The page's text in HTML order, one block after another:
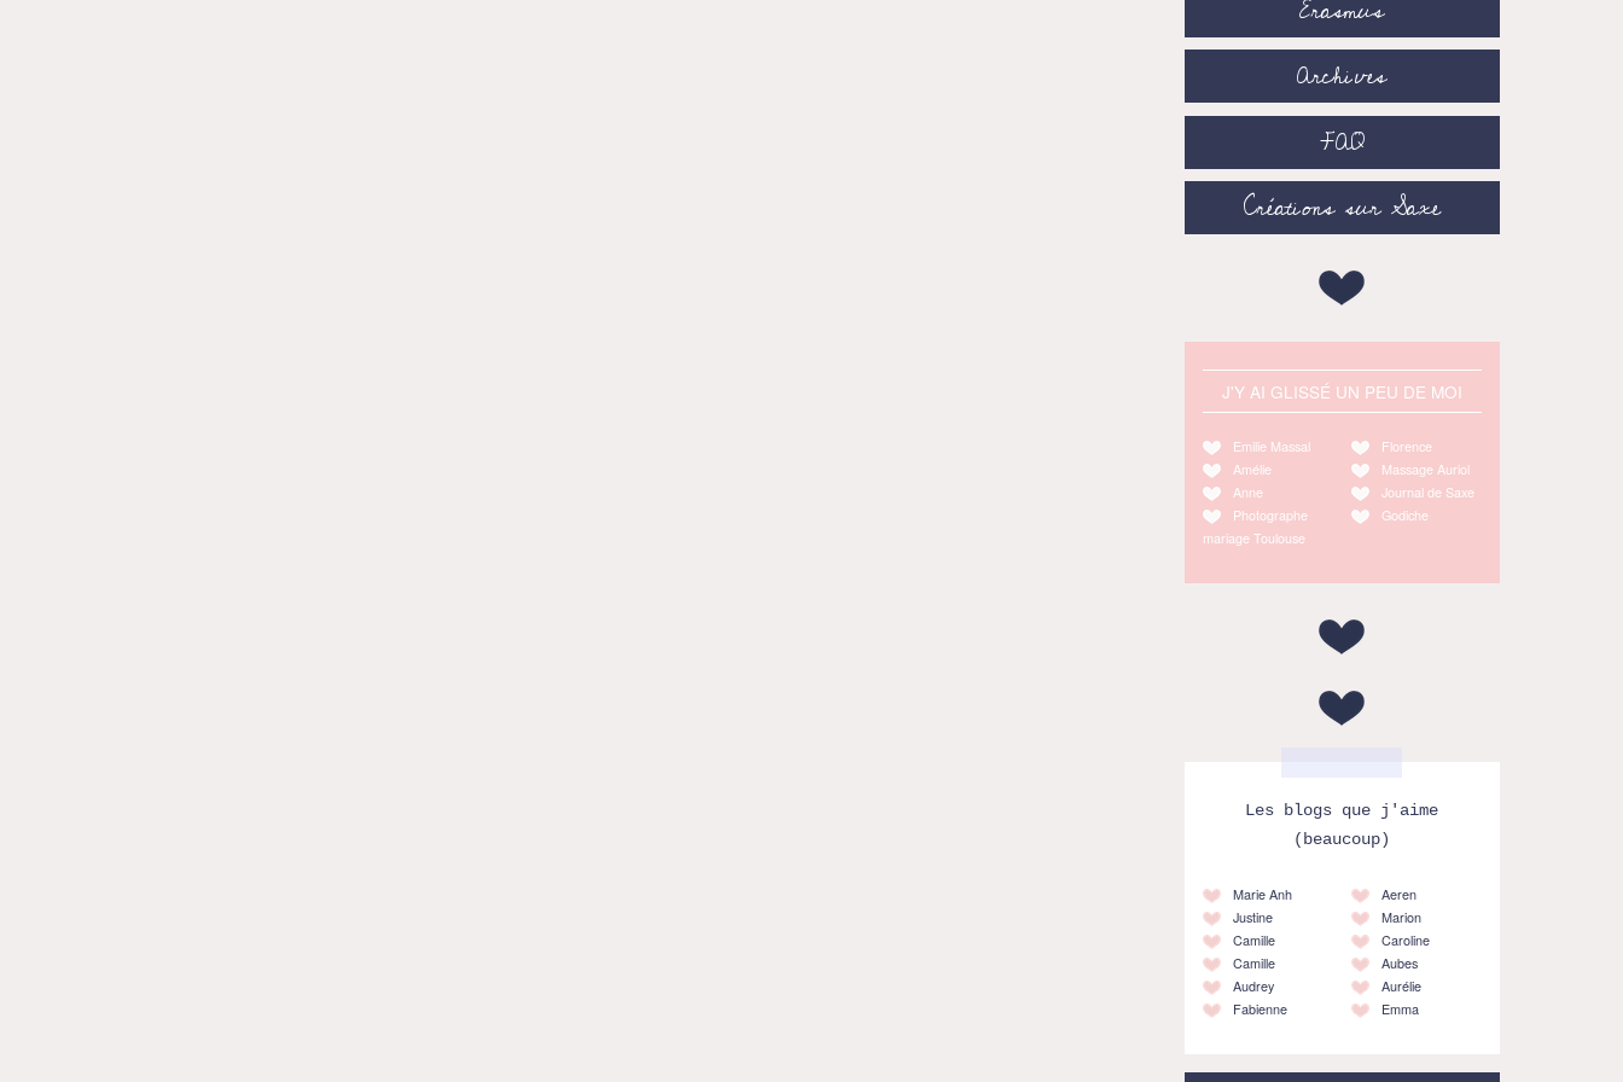
Erasmus
Archives
FAQ
Créations sur Saxe
J'Y AI GLISSÉ UN PEU DE MOI
Emilie Massal
Amélie
Anne
Photographe
mariage Toulouse
Florence
Massage Auriol
Journal de Saxe
Godiche
Les blogs que j'aime
(beaucoup)
Marie Anh
Justine
Camille
Camille
Audrey
Fabienne
Aeren
Marion
Caroline
Aubes
Aurélie
Emma